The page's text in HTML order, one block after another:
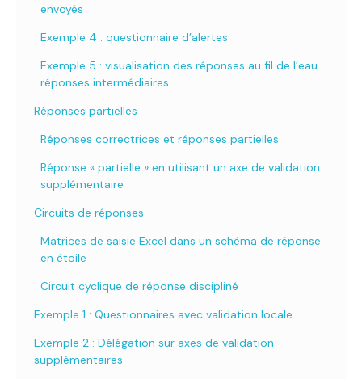
envoyés
Exemple 4 : questionnaire d’alertes
Exemple 5 : visualisation des réponses au fil de l’eau :
réponses intermédiaires
Réponses partielles
Réponses correctrices et réponses partielles
Réponse « partielle » en utilisant un axe de validation
supplémentaire
Circuits de réponses
Matrices de saisie Excel dans un schéma de réponse
en étoile
Circuit cyclique de réponse discipliné
Exemple 1 : Questionnaires avec validation locale
Exemple 2 : Délégation sur axes de validation
supplémentaires